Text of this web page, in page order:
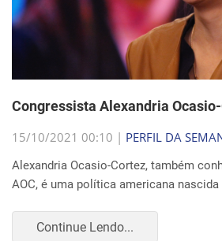
Congressista Alexandria
15/10/2021 00:10 | PERFIL DA
Alexandria Ocasio-Cortez, também
AOC, é uma política americana
Continue Lendo...